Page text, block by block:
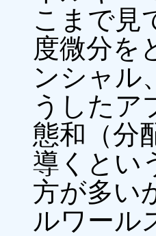
こまで見
度微分を
ンシャル
うしたア
態和（分
導くとい
方が多い
ルワール